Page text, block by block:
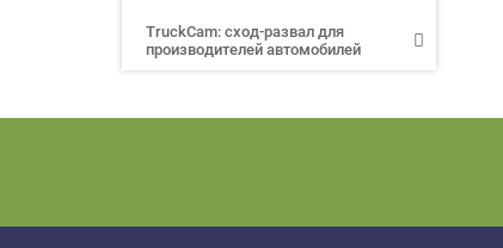
TruckCam: сход-развал для
производителей автомобилей